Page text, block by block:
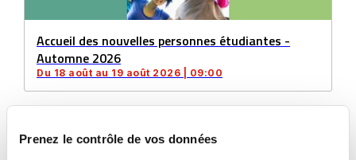
Prenez le contrôle de vos données
Accueil des nouvelles personnes étudiantes -
Automne 2026
Du 18 août au 19 août 2026 | 09:00